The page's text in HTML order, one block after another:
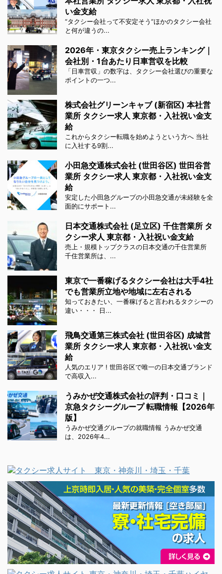
い金支給
“タクシー会社って不安定そう”ほかのタクシー会社
と何が違うの...
2026年・東京タクシー売上ランキング｜
会社別・1台あたり日車営収を比較
「日車営収」の数字は、タクシー会社選びの重要な
ポイントの一つ...
株式会社グリーンキャブ (新宿区) 本社営
業所 タクシー求人 東京都・入社祝い金支
給
これからタクシー転職を始めようという方へ 当社
に入社する9割...
小田急交通株式会社 (世田谷区) 世田谷営
業所 タクシー求人 東京都・入社祝い金支
給
安定した小田急グループの小田急交通が未経験を全
面的にサポート...
日本交通株式会社 (足立区) 千住営業所 タ
クシー求人 東京都・入社祝い金支給
売上・規模トップクラスの日本交通の千住営業所
千住営業所は、...
東京で一番稼げるタクシー会社は大手4社
でも営業所立地や地域に左右される
知っておきたい、一番稼げると言われるタクシーの
違い・・・ 日...
飛鳥交通第三株式会社 (世田谷区) 成城営
業所 タクシー求人 東京都・入社祝い金支
給
人気のエリア ! 世田谷区で唯一の日本交通ブランド
で高収入...
うみかぜ交通株式会社の評判・口コミ｜
京急タクシーグループ 転職情報【2026年
版】
うみかぜ交通グループの就職情報 うみかぜ交通
は、2026年4...